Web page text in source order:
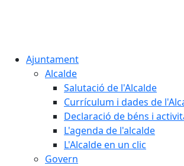
Ajuntament
Alcalde
Salutació de l'Alcalde
Currículum i dades de
Declaració de béns i
L'agenda de l'alcalde
L'Alcalde en un clic
Govern